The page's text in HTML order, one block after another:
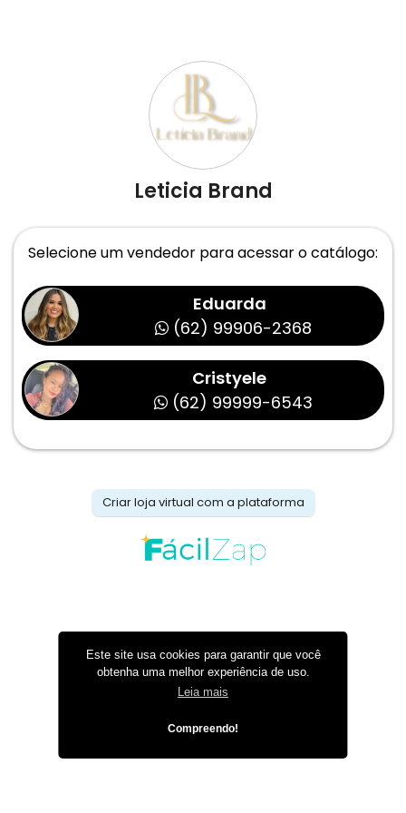
Este site usa cookies para garantir que você
obtenha uma melhor experiência de uso.
Leia mais
Compreendo!
Leticia Brand
Selecione um vendedor para acessar o catálogo:
Eduarda
(62) 99906-2368
Cristyele
(62) 99999-6543
Criar loja virtual com a plataforma